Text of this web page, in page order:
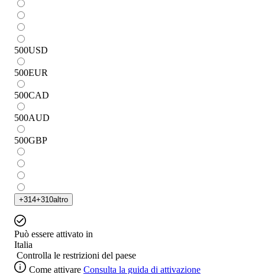
500USD
500EUR
500CAD
500AUD
500GBP
+314+310altro
Può essere attivato in
Italia
Controlla le restrizioni del paese
Come attivare Consulta la guida di attivazione